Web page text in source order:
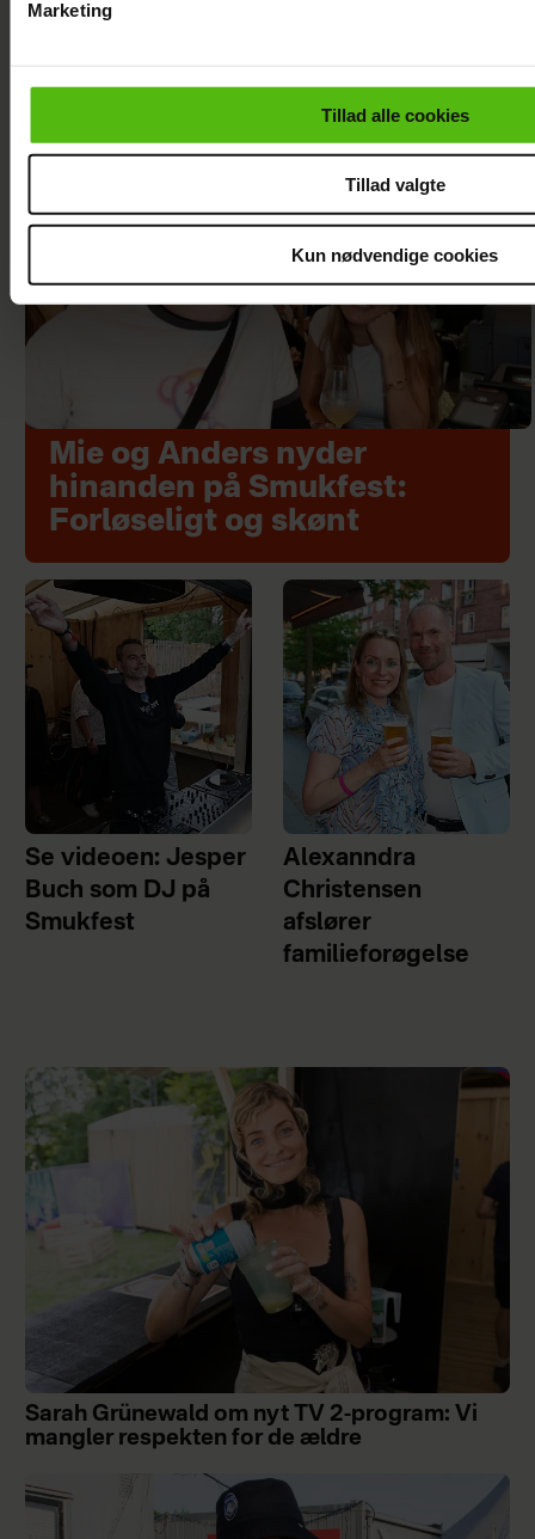
cookiepolitik.
Marketing
Tillad alle cookies
Tillad valgte
Kun nødvendige cookies
Mie og Anders nyder
hinanden på Smukfest:
Forløseligt og skønt
Se videoen: Jesper
Buch som DJ på
Smukfest
Alexanndra
Christensen
afslører
familieforøgelse
Sarah Grünewald om nyt TV 2-program: Vi
mangler respekten for de ældre